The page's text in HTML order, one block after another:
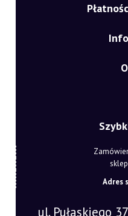
Adres
ul. Pułaskiego